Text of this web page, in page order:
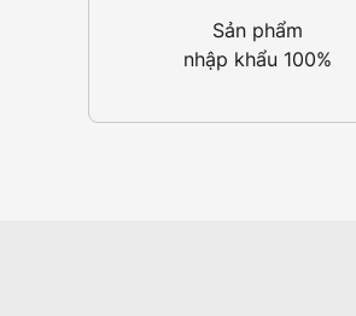
Sản phẩm
nhập khẩu 100%